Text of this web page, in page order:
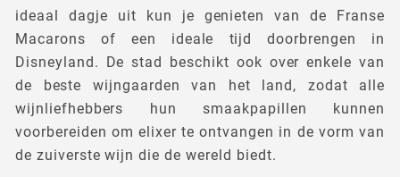
ideaal dagje uit kun je genieten van de Franse
Macarons of een ideale tijd doorbrengen in
Disneyland. De stad beschikt ook over enkele van
de beste wijngaarden van het land, zodat alle
wijnliefhebbers hun smaakpapillen kunnen
voorbereiden om elixer te ontvangen in de vorm van
de zuiverste wijn die de wereld biedt.